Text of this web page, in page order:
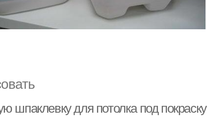
шпаклевку для потолка под покраску